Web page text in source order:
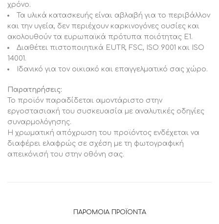
χρόνο.
Τα υλικά κατασκευής είναι αβλαβή για το περιβάλλον
και την υγεία, δεν περιέχουν καρκινογόνες ουσίες και
ακολουθούν τα ευρωπαϊκά πρότυπα ποιότητας Ε1.
Διαθέτει πιστοποιητικά EUTR, FSC, ISO 9001 και ISO
14001.
Ιδανικό για τον οικιακό και επαγγελματικό σας χώρο.
Παρατηρήσεις:
Το προϊόν παραδίδεται αμοντάριστο στην
εργοστασιακή του συσκευασία με αναλυτικές οδηγίες
συναρμολόγησης.
Η χρωματική απόχρωση του προϊόντος ενδέχεται να
διαφέρει ελαφρώς σε σχέση με τη φωτογραφική
απεικόνισή του στην οθόνη σας.
ΠΑΡΌΜΟΙΑ ΠΡΟΪΌΝΤΑ